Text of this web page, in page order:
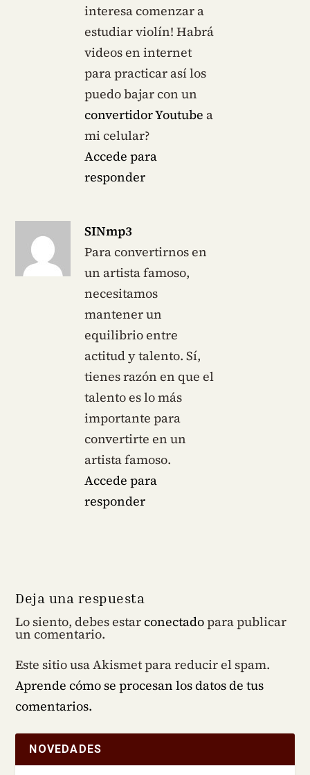
interesa comenzar a
estudiar violín! Habrá
videos en internet
para practicar así los
puedo bajar con un
convertidor Youtube a
mi celular?
Accede para
responder
SINmp3
Para convertirnos en
un artista famoso,
necesitamos
mantener un
equilibrio entre
actitud y talento. Sí,
tienes razón en que el
talento es lo más
importante para
convertirte en un
artista famoso.
Accede para
responder
Deja una respuesta
Lo siento, debes estarconectadopara publicar
un comentario.
Este sitio usa Akismet para reducir el spam.
Aprende cómo se procesan los datos de tus
comentarios.
NOVEDADES